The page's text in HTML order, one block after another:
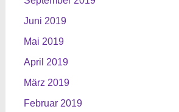
Juni 2019
Mai 2019
April 2019
März 2019
Februar 2019